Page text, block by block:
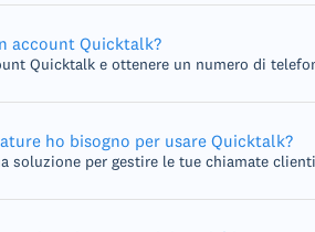
account Quicktalk?
Quicktalk e ottenere un numero di
ho bisogno per usare Quicktalk?
soluzione per gestire le tue chiamate